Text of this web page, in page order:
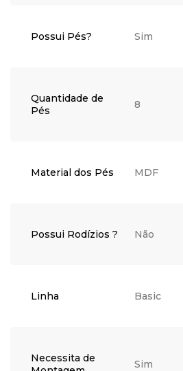
Possui Pés? Sim
Quantidade de
Pés
8
Material dos Pés MDF
Possui Rodízios ? Não
Linha Basic
Necessita de
Sim